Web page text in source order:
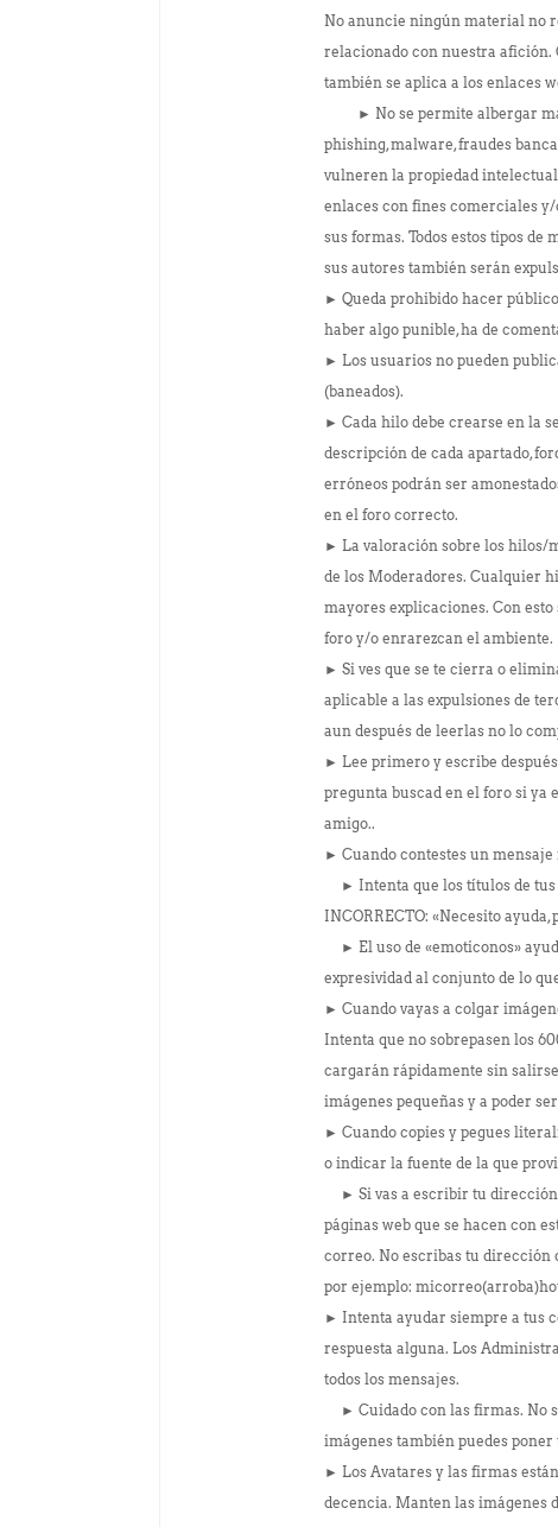
No anuncie ningún material no
relacionado con nuestra afición.
también se aplica a los enlaces
► No se permite albergar
phishing, malware, fraudes
vulneren la propiedad
enlaces con fines comerciales
sus formas. Todos estos tipos de
sus autores también serán
► Queda prohibido hacer
haber algo punible, ha de
► Los usuarios no pueden
(baneados).
► Cada hilo debe crearse en la
descripción de cada apartado,
erróneos podrán ser
en el foro correcto.
► La valoración sobre los hilos/
de los Moderadores. Cualquier
mayores explicaciones. Con
foro y/o enrarezcan el
► Si ves que se te cierra o
aplicable a las expulsiones de
aun después de leerlas no lo
► Lee primero y escribe
pregunta buscad en el foro si ya
amigo..
► Cuando contestes un mensaje
► Intenta que los títulos de tus
INCORRECTO: «Necesito
► El uso de «emoticonos»
expresividad al conjunto de lo
► Cuando vayas a colgar
Intenta que no sobrepasen los
cargarán rápidamente sin
imágenes pequeñas y a poder
► Cuando copies y pegues
o indicar la fuente de la que
► Si vas a escribir tu dirección
páginas web que se hacen con
correo. No escribas tu dirección
por ejemplo:
► Intenta ayudar siempre a tus
respuesta alguna. Los
todos los mensajes.
► Cuidado con las firmas. No
imágenes también puedes
► Los Avatares y las firmas
decencia. Manten las imágenes